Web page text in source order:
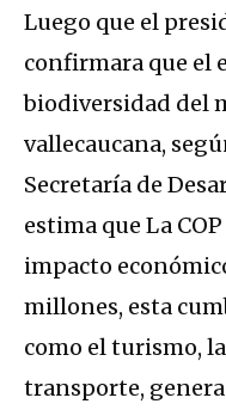
Luego que el
confirmara que el
biodiversidad del
vallecaucana,
Secretaría de
estima que La
impacto
millones, esta
como el turismo,
transporte,